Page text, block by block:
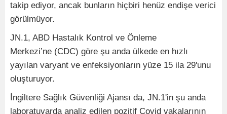
takip ediyor, ancak bunların hiçbiri henüz endişe verici
görülmüyor.
JN.1, ABD Hastalık Kontrol ve Önleme
Merkezi’ne (CDC) göre şu anda ülkede en hızlı
yayılan varyant ve enfeksiyonların yüze 15 ila 29'unu
oluşturuyor.
İngiltere Sağlık Güvenliği Ajansı da, JN.1'in şu anda
laboratuvarda analiz edilen pozitif Covid vakalarının